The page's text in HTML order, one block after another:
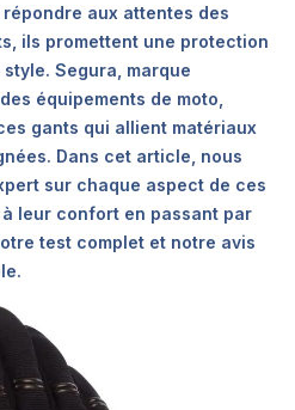
aux attentes des
ils promettent une protection
Segura, marque
équipements de moto,
gants qui allient matériaux
Dans cet article, nous
sur chaque aspect de ces
à leur confort en passant par
test complet et notre avis